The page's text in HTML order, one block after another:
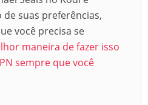
suas preferências,
você precisa se
maneira de fazer isso
sempre que você